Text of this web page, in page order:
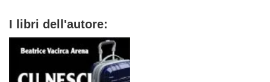
I libri dell'autore: